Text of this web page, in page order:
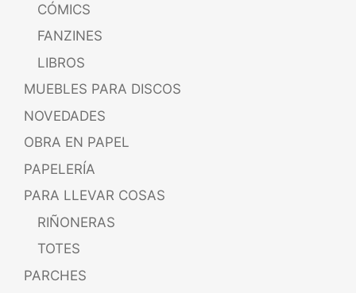
CÓMICS
FANZINES
LIBROS
MUEBLES PARA DISCOS
NOVEDADES
OBRA EN PAPEL
PAPELERÍA
PARA LLEVAR COSAS
RIÑONERAS
TOTES
PARCHES